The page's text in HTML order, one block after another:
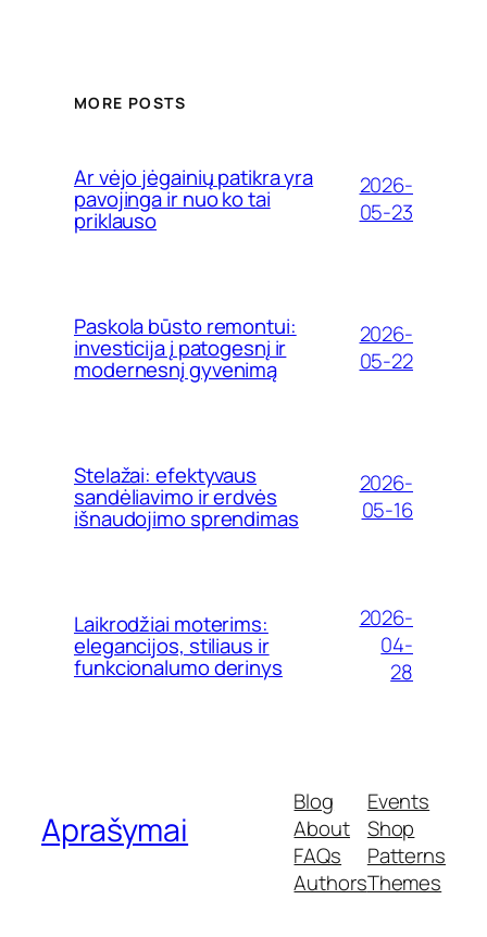
MORE POSTS
Ar vėjo jėgainių patikra yra
pavojinga ir nuo ko tai
priklauso
2026-
05-23
Paskola būsto remontui:
investicija į patogesnį ir
modernesnį gyvenimą
2026-
05-22
Stelažai: efektyvaus
sandėliavimo ir erdvės
išnaudojimo sprendimas
2026-
05-16
Laikrodžiai moterims:
elegancijos, stiliaus ir
funkcionalumo derinys
2026-
04-
28
Aprašymai
Blog
About
FAQs
Authors
Events
Shop
Patterns
Themes